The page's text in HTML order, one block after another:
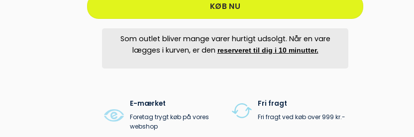
KØB NU
Som outlet bliver mange varer hurtigt udsolgt. Når en vare
lægges i kurven, er den reserveret til dig i 10 minutter.
E-mærket
Foretag trygt køb på vores
webshop
Fri fragt
Fri fragt ved køb over 999 kr.-